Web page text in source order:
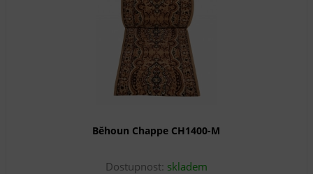
Běhoun Chappe CH1400-M
Dostupnost: skladem